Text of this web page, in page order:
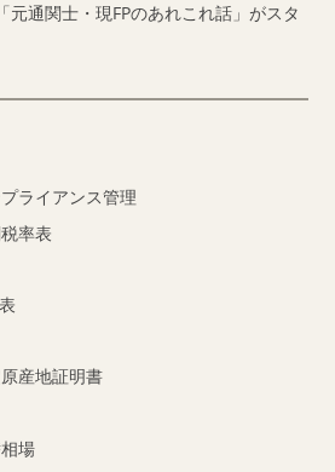
通関士・現FPのあれこれ話」がスタ
ライアンス管理
率表
産地証明書
場